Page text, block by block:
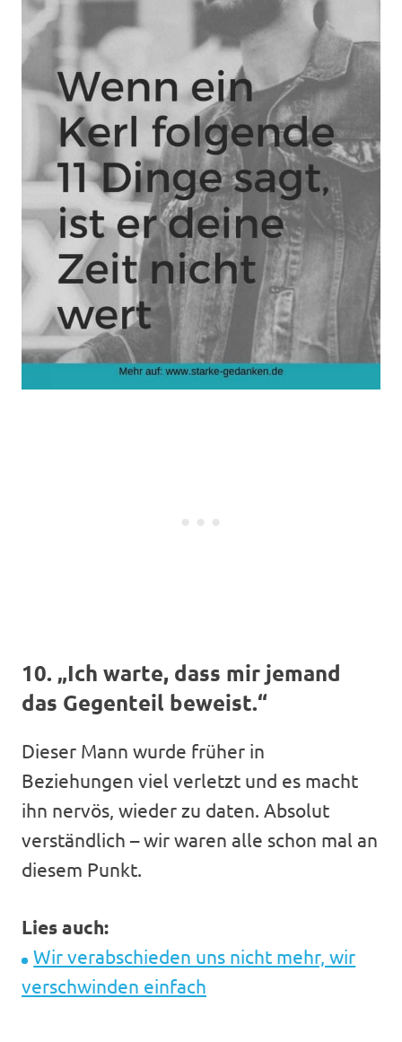
10. „Ich warte, dass mir jemand
das Gegenteil beweist.“
Dieser Mann wurde früher in
Beziehungen viel verletzt und es macht
ihn nervös, wieder zu daten. Absolut
verständlich – wir waren alle schon mal an
diesem Punkt.
Lies auch:
Wir verabschieden uns nicht mehr, wir
verschwinden einfach